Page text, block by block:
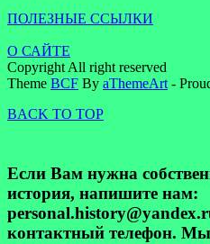
ПОЛЕЗНЫЕ ССЫЛКИ
О САЙТЕ
Copyright All right reserved
Theme BCF By aThemeArt-
BACK TO TOP
Если Вам нужна
история, напишите нам:
контактный телефон.